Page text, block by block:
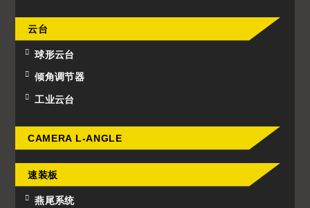
云台
球形云台
倾角调节器
工业云台
CAMERA L-ANGLE
速装板
燕尾系统